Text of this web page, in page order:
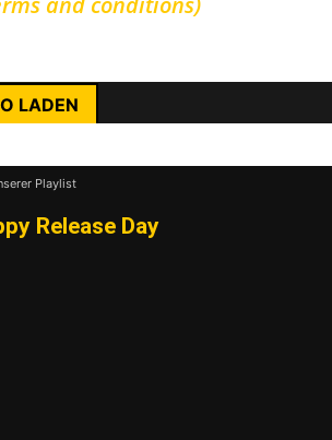
LADEN
Playlist
Release Day